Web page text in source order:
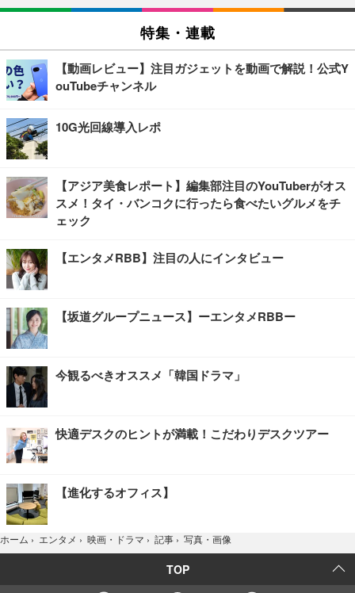
特集・連載
【動画レビュー】注目ガジェットを動画で解説！公式Y
ouTubeチャンネル
10G光回線導入レポ
【アジア美食レポート】編集部注目のYouTuberがオス
スメ！タイ・バンコクに行ったら食べたいグルメをチ
ェック
【エンタメRBB】注目の人にインタビュー
【坂道グループニュース】ーエンタメRBBー
今観るべきオススメ「韓国ドラマ」
快適デスクのヒントが満載！こだわりデスクツアー
【進化するオフィス】
ホーム › エンタメ › 映画・ドラマ › 記事 › 写真・画像
TOP